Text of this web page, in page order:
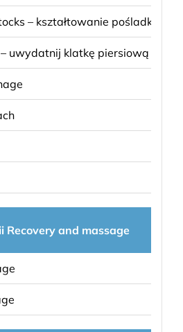
– kształtowanie pośladków
uwydatnij klatkę piersiową
Recovery and massage